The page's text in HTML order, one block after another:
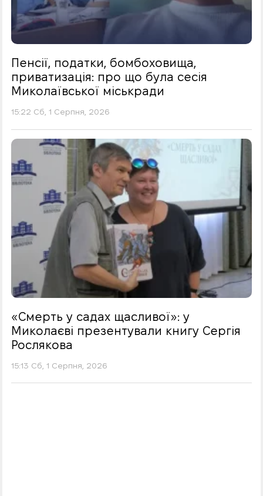
Пенсії, податки, бомбоховища,
приватизація: про що була сесія
Миколаївської міськради
15:22 Сб, 1 Серпня, 2026
«Смерть у садах щасливої»: у
Миколаєві презентували книгу Сергія
Рослякова
15:13 Сб, 1 Серпня, 2026